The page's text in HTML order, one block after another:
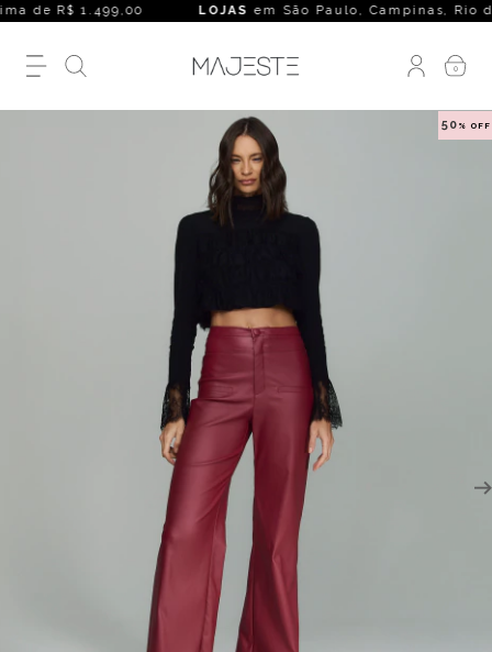
de R$ 1.499,00 LOJASem São Paulo, Campinas, Rio de
0
50 % OFF